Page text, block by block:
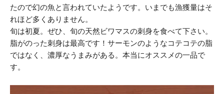
たので幻の魚と言われていたようです。いまでも漁獲量はそ
れほど多くありません。
旬は初夏。ぜひ、旬の天然ビワマスの刺身を食べて下さい。
脂がのった刺身は最高です！サーモンのようなコテコテの脂
ではなく、濃厚なうまみがある。本当にオススメの一品で
す。